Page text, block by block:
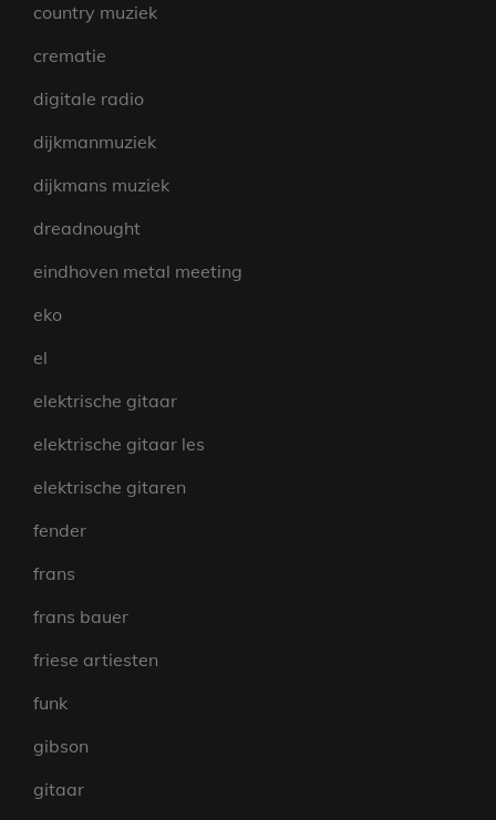
country muziek
crematie
digitale radio
dijkmanmuziek
dijkmans muziek
dreadnought
eindhoven metal meeting
eko
el
elektrische gitaar
elektrische gitaar les
elektrische gitaren
fender
frans
frans bauer
friese artiesten
funk
gibson
gitaar